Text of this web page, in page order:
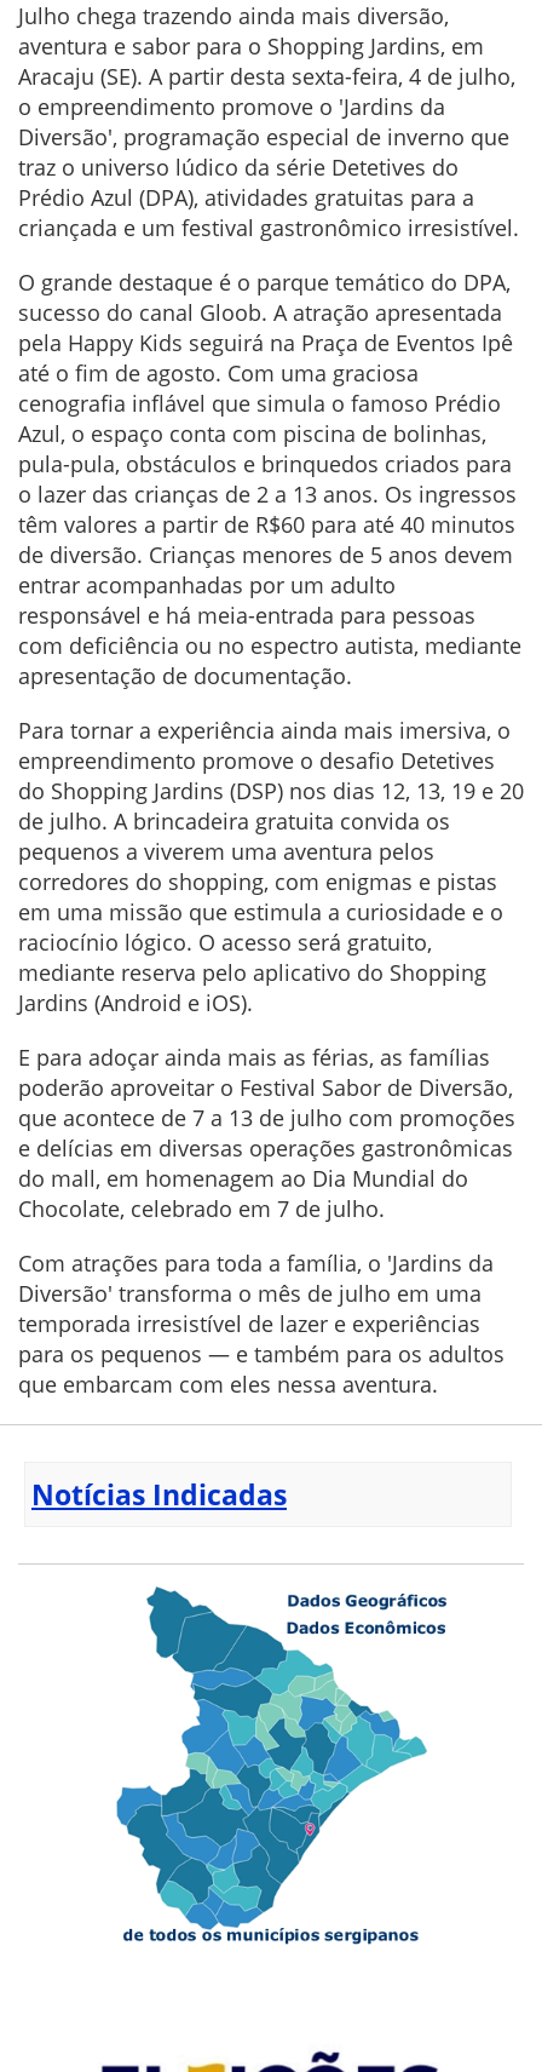
Julho chega trazendo ainda mais diversão,
aventura e sabor para o Shopping Jardins, em
Aracaju (SE). A partir desta sexta-feira, 4 de julho,
o empreendimento promove o 'Jardins da
Diversão', programação especial de inverno que
traz o universo lúdico da série Detetives do
Prédio Azul (DPA), atividades gratuitas para a
criançada e um festival gastronômico irresistível.
O grande destaque é o parque temático do DPA,
sucesso do canal Gloob. A atração apresentada
pela Happy Kids seguirá na Praça de Eventos Ipê
até o fim de agosto. Com uma graciosa
cenografia inflável que simula o famoso Prédio
Azul, o espaço conta com piscina de bolinhas,
pula-pula, obstáculos e brinquedos criados para
o lazer das crianças de 2 a 13 anos. Os ingressos
têm valores a partir de R$60 para até 40 minutos
de diversão. Crianças menores de 5 anos devem
entrar acompanhadas por um adulto
responsável e há meia-entrada para pessoas
com deficiência ou no espectro autista, mediante
apresentação de documentação.
Para tornar a experiência ainda mais imersiva, o
empreendimento promove o desafio Detetives
do Shopping Jardins (DSP) nos dias 12, 13, 19 e 20
de julho. A brincadeira gratuita convida os
pequenos a viverem uma aventura pelos
corredores do shopping, com enigmas e pistas
em uma missão que estimula a curiosidade e o
raciocínio lógico. O acesso será gratuito,
mediante reserva pelo aplicativo do Shopping
Jardins (Android e iOS).
E para adoçar ainda mais as férias, as famílias
poderão aproveitar o Festival Sabor de Diversão,
que acontece de 7 a 13 de julho com promoções
e delícias em diversas operações gastronômicas
do mall, em homenagem ao Dia Mundial do
Chocolate, celebrado em 7 de julho.
Com atrações para toda a família, o 'Jardins da
Diversão' transforma o mês de julho em uma
temporada irresistível de lazer e experiências
para os pequenos — e também para os adultos
que embarcam com eles nessa aventura.
Notícias Indicadas